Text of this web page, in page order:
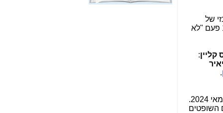
של
, התרענן בפרקליטות במשך 100 שעות על עדותו אבל במשך 260 דקות של עדותו אתמול אמר כ-190 פעם "לא
קליין:
יאיר
.
: פרשת התביעה עומדת להסתיים בחודש מאי 2024.
השופטים
הפכו לפתע לטובת